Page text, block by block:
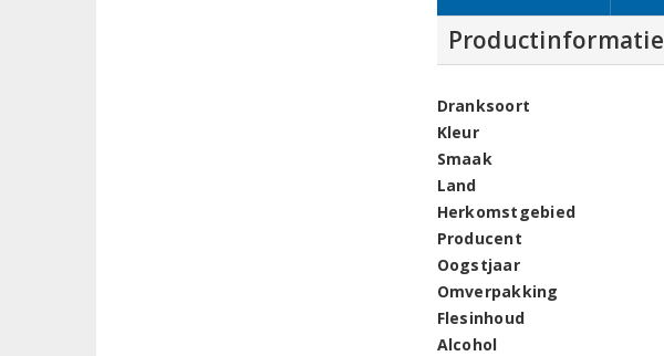
Productinformatie
Dranksoort
Kleur
Smaak
Land
Herkomstgebied
Producent
Oogstjaar
Omverpakking
Flesinhoud
Alcohol